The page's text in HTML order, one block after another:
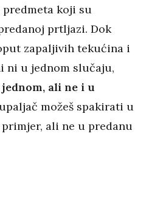
koji su
prtljazi. Dok
zapaljivih tekućina i
ni u jednom slučaju,
ali ne i u
možeš spakirati u
ali ne u predanu